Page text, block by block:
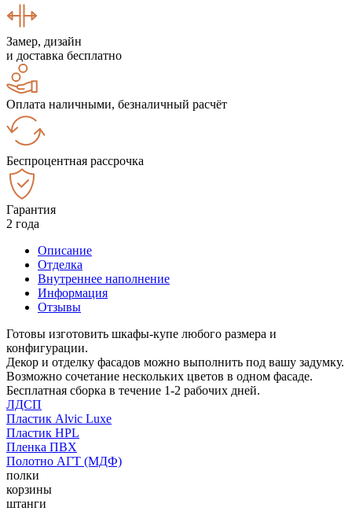
Замер, дизайн
и доставка бесплатно
Оплата наличными, безналичный расчёт
Беспроцентная рассрочка
Гарантия
2 года
Описание
Отделка
Внутреннее наполнение
Информация
Отзывы
Готовы изготовить шкафы-купе любого размера и
конфигурации.
Декор и отделку фасадов можно выполнить под вашу задумку.
Возможно сочетание нескольких цветов в одном фасаде.
Бесплатная сборка в течение 1-2 рабочих дней.
ЛДСП
Пластик Alvic Luxe
Пластик HPL
Пленка ПВХ
Полотно АГТ (МДФ)
полки
корзины
штанги